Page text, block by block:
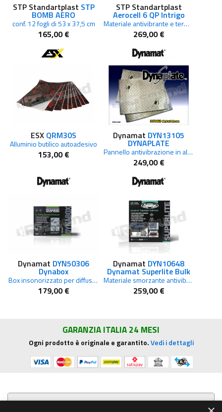
STP Standartplast STP
BOMB AERO
conf. 12 fogli di 53 x 37,5 cm
165,00 €
STP Standartplast
Aerocell 6 QP Intrigo
Materiale antivibrante e termoacustico multifunzione ad alte prestazioni
269,00 €
ESX QRM30S
Alluminio butilico autoadesivo
153,00 €
Dynamat DYN13105
DYNAPLATE
Pannello antivibrazione in alluminio per supporto altoparlanti
249,00 €
Dynamat DYN50306
Dynabox
Box insonorizzato per diffusori da soffitto
179,00 €
Dynamat DYN10648
Dynamat Superlite Bulk
Materiale smorzante antivibrazione leggero per insonorizzazione auto 12 fogli 47 x 82 cm
259,00 €
GARANZIA ITALIA 24 MESI
Ogni prodotto è originale e garantito.Vedi i dettagli
Presentazione aziendale